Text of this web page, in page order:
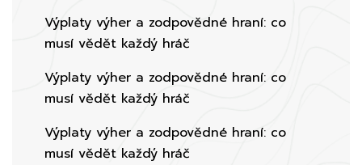
Výplaty výher a zodpovědné hraní: co
musí vědět každý hráč
Výplaty výher a zodpovědné hraní: co
musí vědět každý hráč
Výplaty výher a zodpovědné hraní: co
musí vědět každý hráč